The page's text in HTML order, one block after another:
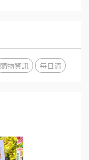
購物資訊 每日清